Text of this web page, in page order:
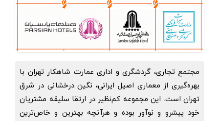
مجتمع تجاری، گردشگری و اداری عمارت شاهکار تهران با
بهره‌گیری از معماری اصیل ایرانی، نگین درخشانی در شرق
تهران است. این مجموعه کم‌نظیر در ارتقا سلیقه مشتریان
خود پیشرو و نوآور بوده و هرآنچه بهترین و خاص‌ترین